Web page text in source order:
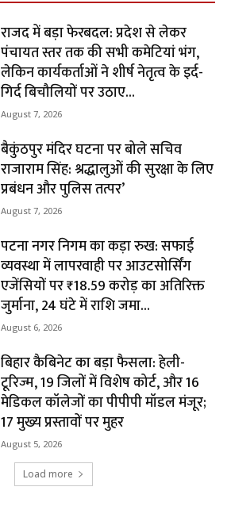
राजद में बड़ा फेरबदल: प्रदेश से लेकर
पंचायत स्तर तक की सभी कमेटियां भंग,
लेकिन कार्यकर्ताओं ने शीर्ष नेतृत्व के इर्द-
गिर्द बिचौलियों पर उठाए...
August 7, 2026
बैकुंठपुर मंदिर घटना पर बोले सचिव
राजाराम सिंह: श्रद्धालुओं की सुरक्षा के लिए
प्रबंधन और पुलिस तत्पर’
August 7, 2026
पटना नगर निगम का कड़ा रुख: सफाई
व्यवस्था में लापरवाही पर आउटसोर्सिंग
एजेंसियों पर ₹18.59 करोड़ का अतिरिक्त
जुर्माना, 24 घंटे में राशि जमा...
August 6, 2026
बिहार कैबिनेट का बड़ा फैसला: हेली-
टूरिज्म, 19 जिलों में विशेष कोर्ट, और 16
मेडिकल कॉलेजों का पीपीपी मॉडल मंजूर;
17 मुख्य प्रस्तावों पर मुहर
August 5, 2026
Load more